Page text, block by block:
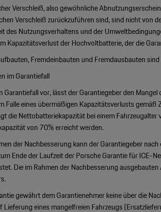
Verschleiß, also gewöhnliche
Verschleiß zurückzuführen sind, sind nicht von
des Nutzungsverhaltens und der
Kapazitätsverlust der Hochvoltbatterie, der die
Fremdeinbauten und Fremdausbauten
im Garantiefall
Garantiefall vor, lässt der Garantiegeber den
Falle eines übermäßigen Kapazitätsverlusts
die Nettobatteriekapazität bei einem
von 70% erreicht werden.
der Nachbesserung kann der Garantiegeber
Ende der Laufzeit der Porsche Garantie für
Die im Rahmen der Nachbesserung
gewährt dem Garantienehmer keine über die
eines mangelfreien Fahrzeugs